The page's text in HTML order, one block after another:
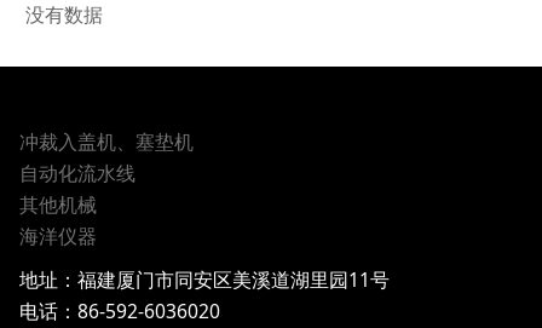
没有数据
冲裁入盖机、塞垫机
自动化流水线
其他机械
海洋仪器
地址： 福建厦门市同安区美溪道湖里园11号
电话： 86-592-6036020